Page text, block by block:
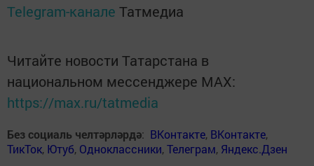
Telegram-канале Татмедиа
Читайте новости Татарстана в
национальном мессенджере MАХ:
https://max.ru/tatmedia
Без социаль челтәрләрдә: ВКонтакте, ВКонтакте,
ТикТок, Ютуб, Одноклассники,Телеграм, Яндекс.Дзен